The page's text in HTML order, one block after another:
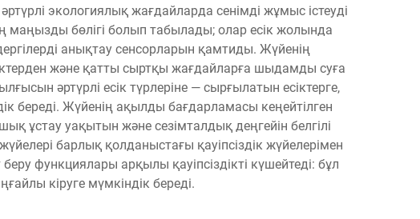
экологиялық жағдайларда сенімді жұмыс істеуді
маңызды бөлігі болып табылады; олар есік жолында
анықтау сенсорларын қамтиды. Жүйенің
және қатты сыртқы жағдайларға шыдамды суға
әртүрлі есік түрлеріне — сырғылатын есіктерге,
береді. Жүйенің ақылды бағдарламасы кеңейтілген
ұстау уақытын және сезімталдық деңгейін белгілі
барлық қолданыстағы қауіпсіздік жүйелерімен
функциялары арқылы қауіпсіздікті күшейтеді: бұл
кіруге мүмкіндік береді.